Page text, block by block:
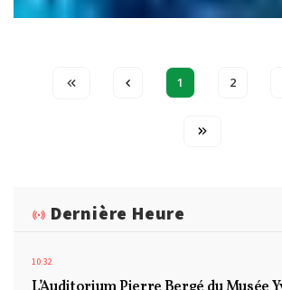
1 2
Dernière Heure
10:32